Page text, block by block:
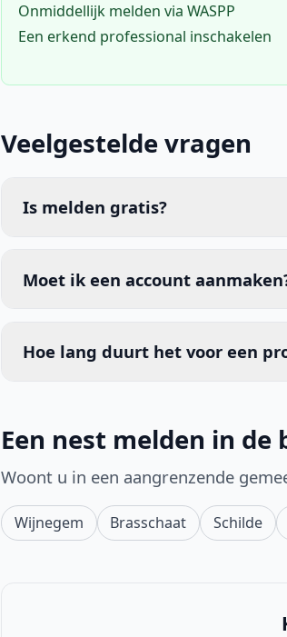
Onmiddellijk melden via WASPP
Een erkend professional inschakelen
Veelgestelde vragen
Is melden gratis?
Moet ik een account
Hoe lang duurt het voor een
Een nest melden in
Woont u in een aangrenzende
Wijnegem Brasschaat Schilde